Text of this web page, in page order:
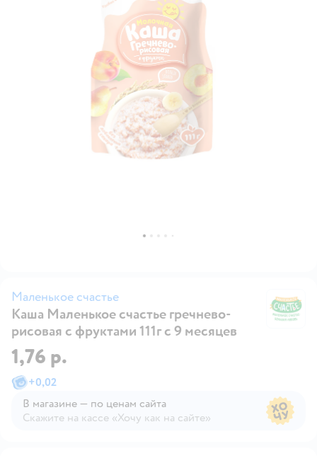
Маленькое счастье
Каша Маленькое счастье гречнево-
рисовая с фруктами 111г с 9 месяцев
1,76 р.
+0,02
В магазине — по ценам сайта
Скажите на кассе «Хочу как на сайте»